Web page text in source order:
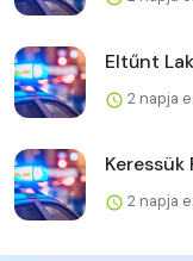
Eltűnt
2 napja
2 napja